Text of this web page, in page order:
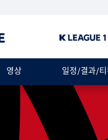
영상 일정/결과/티